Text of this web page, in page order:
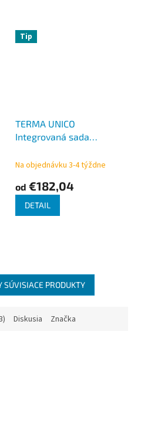
Tip
TERMA UNICO
Integrovaná sada
ONE VUA-50 rôzne
rohová
Na objednávku 3-4 týždne
od €182,04
DETAIL
SÚVISIACE PRODUKTY
Diskusia Značka